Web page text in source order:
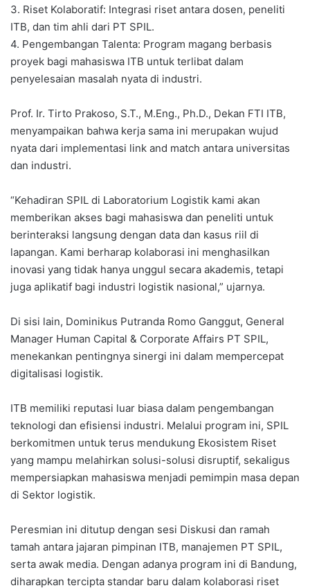
3. Riset Kolaboratif: Integrasi riset antara dosen, peneliti
ITB, dan tim ahli dari PT SPIL.
4. Pengembangan Talenta: Program magang berbasis
proyek bagi mahasiswa ITB untuk terlibat dalam
penyelesaian masalah nyata di industri.
Prof. Ir. Tirto Prakoso, S.T., M.Eng., Ph.D., Dekan FTI ITB,
menyampaikan bahwa kerja sama ini merupakan wujud
nyata dari implementasi link and match antara universitas
dan industri.
“Kehadiran SPIL di Laboratorium Logistik kami akan
memberikan akses bagi mahasiswa dan peneliti untuk
berinteraksi langsung dengan data dan kasus riil di
lapangan. Kami berharap kolaborasi ini menghasilkan
inovasi yang tidak hanya unggul secara akademis, tetapi
juga aplikatif bagi industri logistik nasional,” ujarnya.
Di sisi lain, Dominikus Putranda Romo Ganggut, General
Manager Human Capital & Corporate Affairs PT SPIL,
menekankan pentingnya sinergi ini dalam mempercepat
digitalisasi logistik.
ITB memiliki reputasi luar biasa dalam pengembangan
teknologi dan efisiensi industri. Melalui program ini, SPIL
berkomitmen untuk terus mendukung Ekosistem Riset
yang mampu melahirkan solusi-solusi disruptif, sekaligus
mempersiapkan mahasiswa menjadi pemimpin masa depan
di Sektor logistik.
Peresmian ini ditutup dengan sesi Diskusi dan ramah
tamah antara jajaran pimpinan ITB, manajemen PT SPIL,
serta awak media. Dengan adanya program ini di Bandung,
diharapkan tercipta standar baru dalam kolaborasi riset